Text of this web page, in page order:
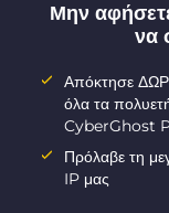
Μην
να
Απόκτησε
όλα τα
CyberGhost
Πρόλαβε τη
IP μας